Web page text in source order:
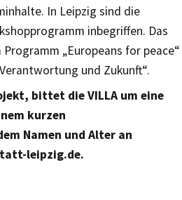
In Leipzig sind die
inbegriffen. Das
„Europeans for peace“
und Zukunft“.
bittet die VILLA um eine
kurzen
Namen und Alter an
leipzig.de.